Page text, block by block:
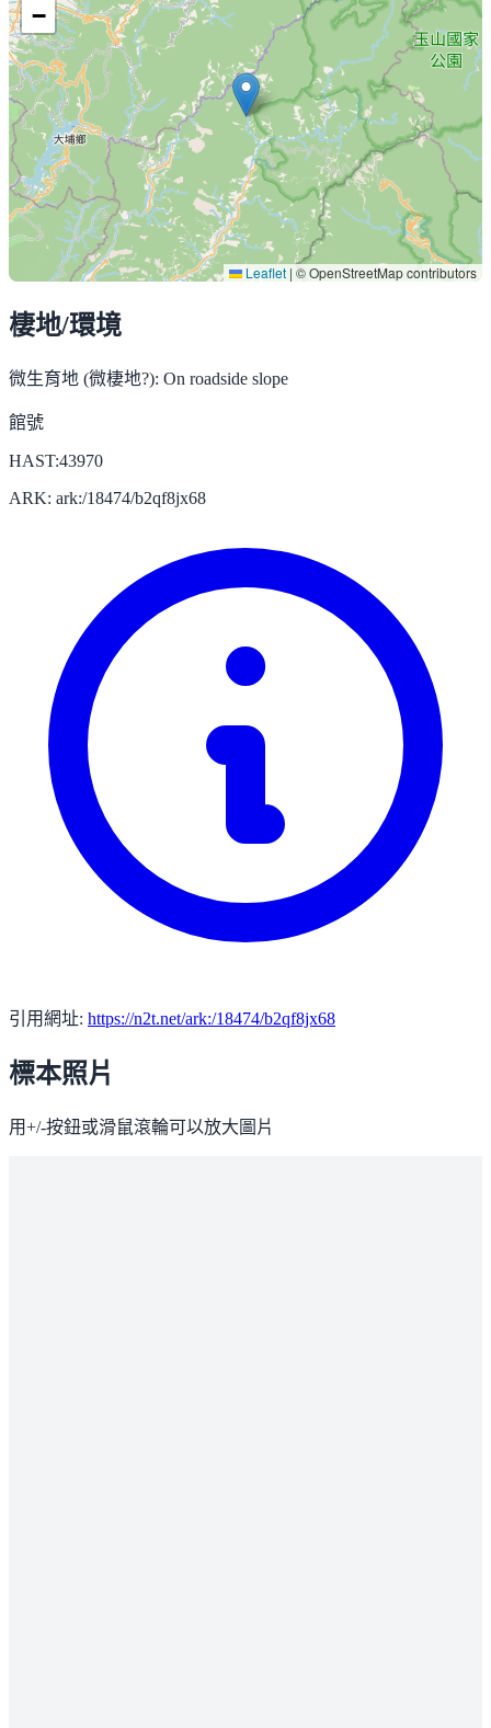
−
Leaflet | © OpenStreetMap contributors
棲地/環境
微生育地 (微棲地?): On roadside slope
館號
HAST:43970
ARK: ark:/18474/b2qf8jx68
引用網址: https://n2t.net/ark:/18474/b2qf8jx68
標本照片
用+/-按鈕或滑鼠滾輪可以放大圖片